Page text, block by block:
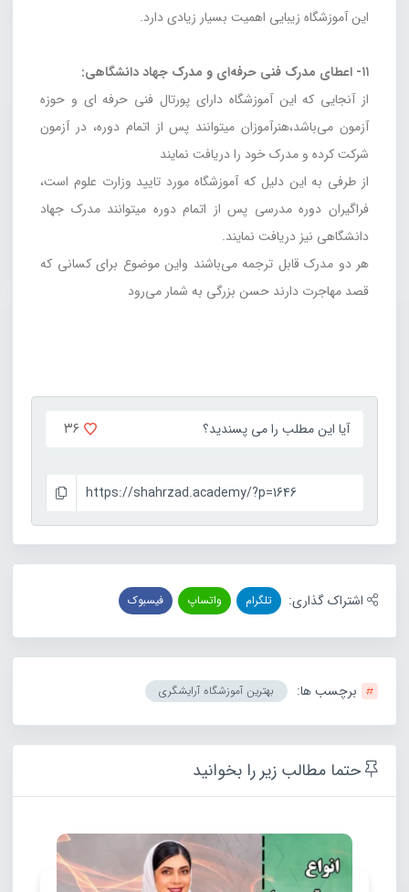
این آموزشگاه زیبایی اهمیت بسیار زیادی دارد.
۱۱- اعطای مدرک فنی حرفه‌ای و مدرک جهاد دانشگاهی:
از آنجایی که این آموزشگاه دارای پورتال فنی حرفه ای و حوزه
آزمون می‌باشد،هنرآموزان میتوانند پس از اتمام دوره، در آزمون
شرکت کرده و مدرک خود را دریافت نمایند
از طرفی به این دلیل که آموزشگاه مورد تایید وزارت علوم است،
فراگیران دوره مدرسی پس از اتمام دوره میتوانند مدرک جهاد
دانشگاهی نیز دریافت نمایند.
هر دو مدرک قابل ترجمه می‌باشند واین موضوع برای کسانی که
قصد مهاجرت دارند حسن بزرگی به شمار می‌رود
آیا این مطلب را می پسندید؟ ۳۶
https://shahrzad.academy/?p=1646
اشتراک گذاری: تلگرام واتساپ فیسبوک
برچسب ها: بهترین آموزشگاه آرایشگری
حتما مطالب زیر را بخوانید